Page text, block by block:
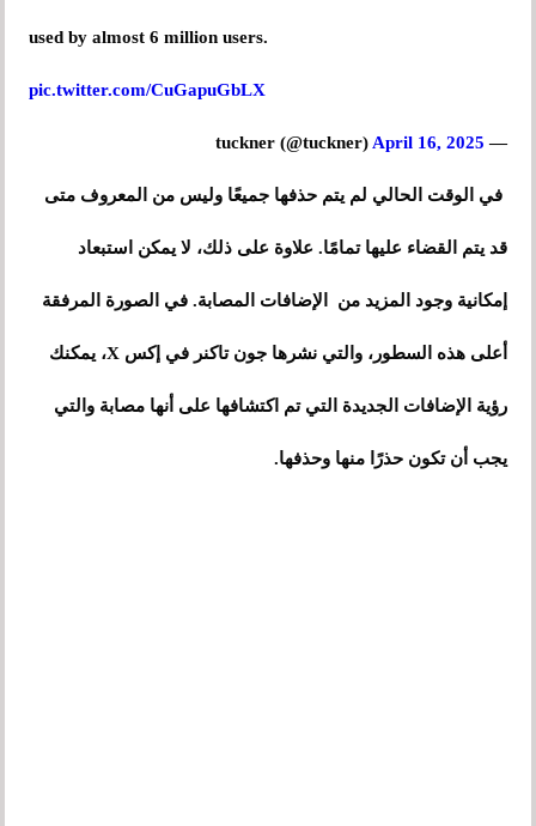
used by almost 6 million users.
pic.twitter.com/CuGapuGbLX
— tuckner (@tuckner)
April 16, 2025
في الوقت الحالي لم يتم حذفها جميعًا وليس من المعروف متى
قد يتم القضاء عليها تمامًا. علاوة على ذلك، لا يمكن استبعاد
إمكانية وجود المزيد من الإضافات المصابة. في الصورة المرفقة
أعلى هذه السطور، والتي نشرها جون تاكنر في إكس X، يمكنك
رؤية الإضافات الجديدة التي تم اكتشافها على أنها مصابة والتي
يجب أن تكون حذرًا منها وحذفها.